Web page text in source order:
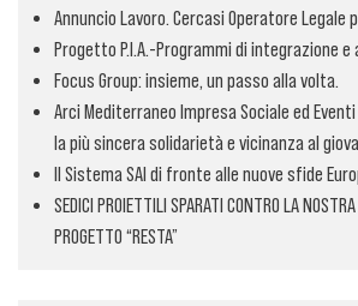
Annuncio Lavoro. Cercasi Operatore Legale
Progetto P.I.A.-Programmi di integrazione e
Focus Group: insieme, un passo alla volta.
Arci Mediterraneo Impresa Sociale ed
la più sincera solidarietà e vicinanza al
Il Sistema SAI di fronte alle nuove sfide
SEDICI PROIETTILI SPARATI CONTRO LA NOSTRA
PROGETTO “RESTA”